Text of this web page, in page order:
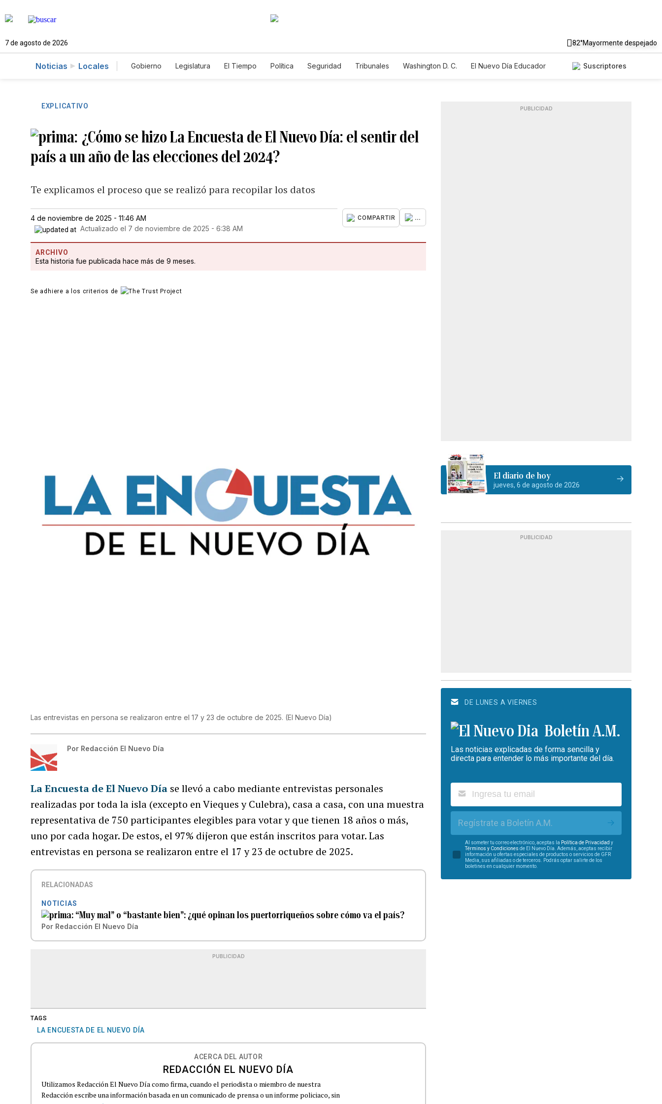
7 de agosto de 2026 82°Mayormente despejado
Noticias Locales Gobierno Legislatura El Tiempo Política Seguridad Tribunales Washington D. C.
El Nuevo Día Educador
Suscriptores
EXPLICATIVO
¿Cómo se hizo La Encuesta de El Nuevo Día: el sentir del
país a un año de las elecciones del 2024?
Te explicamos el proceso que se realizó para recopilar los datos
4 de noviembre de 2025 - 11:46 AM
Actualizado el 7 de noviembre de 2025 - 6:38 AM
COMPARTIR ...
ARCHIVO
Esta historia fue publicada hace más de 9 meses.
Se adhiere a los criterios de
Las entrevistas en persona se realizaron entre el 17 y 23 de octubre de 2025. (El Nuevo Día)
Por Redacción El Nuevo Día
La Encuesta de El Nuevo Día se llevó a cabo mediante entrevistas personales
realizadas por toda la isla (excepto en Vieques y Culebra), casa a casa, con una muestra
representativa de 750 participantes elegibles para votar y que tienen 18 años o más,
uno por cada hogar. De estos, el 97% dijeron que están inscritos para votar. Las
entrevistas en persona se realizaron entre el 17 y 23 de octubre de 2025.
RELACIONADAS
NOTICIAS
“Muy mal” o “bastante bien”: ¿qué opinan los puertorriqueños sobre cómo va el país?
Por Redacción El Nuevo Día
PUBLICIDAD
TAGS
LA ENCUESTA DE EL NUEVO DÍA
ACERCA DEL AUTOR
REDACCIÓN EL NUEVO DÍA
Utilizamos Redacción El Nuevo Día como firma, cuando el periodista o miembro de nuestra
Redacción escribe una información basada en un comunicado de prensa o un informe policiaco, sin
PUBLICIDAD
El diario de hoy
jueves, 6 de agosto de 2026
PUBLICIDAD
DE LUNES A VIERNES
Boletín A.M.
Las noticias explicadas de forma sencilla y
directa para entender lo más importante del día.
Regístrate a Boletín A.M.
Al someter tu correo electrónico, aceptas la Política de Privacidad y
Términos y Condiciones de El Nuevo Día. Además, aceptas recibir
información u ofertas especiales de productos o servicios de GFR
Media, sus afiliadas o de terceros. Podrás optar salirte de los
boletines en cualquier momento.